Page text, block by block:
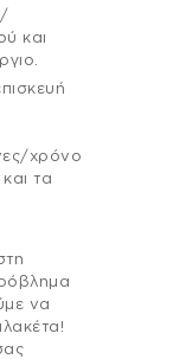
και
χρόνο
τα
να